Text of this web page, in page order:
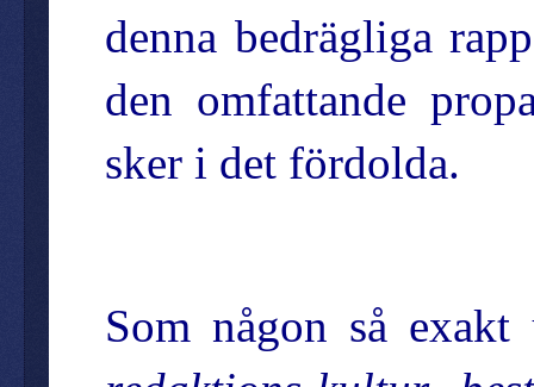
denna bedrägliga
den omfattande
sker i det fördolda.
Som någon så